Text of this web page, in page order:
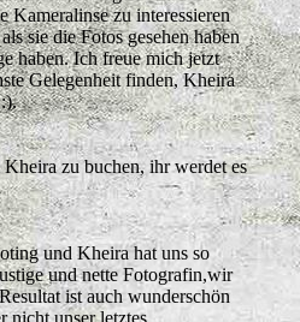
Kameralinse zu interessieren
sie die Fotos gesehen haben
haben. Ich freue mich jetzt
Gelegenheit finden, Kheira
zu buchen, ihr werdet es
und Kheira hat uns so
und nette Fotografin,wir
ist auch wunderschön